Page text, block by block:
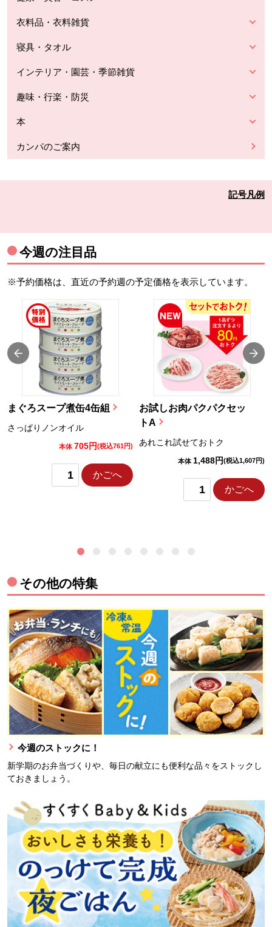
衣料品・衣料雑貨
寝具・タオル
インテリア・園芸・季節雑貨
趣味・行楽・防災
本
カンパのご案内
記号凡例
今週の注目品
※予約価格は、直近の予約週の予定価格を表示しています。
まぐろスープ煮缶4缶組
さっぱりノンオイル
本体 705円(税込761円)
かごへ
お試しお肉パクパクセッ
トA
あれこれ試せておトク
本体 1,488円(税込1,607円)
かごへ
その他の特集
今週のストックに！
新学期のお弁当づくりや、毎日の献立にも便利な品々をストックし
ておきましょう。